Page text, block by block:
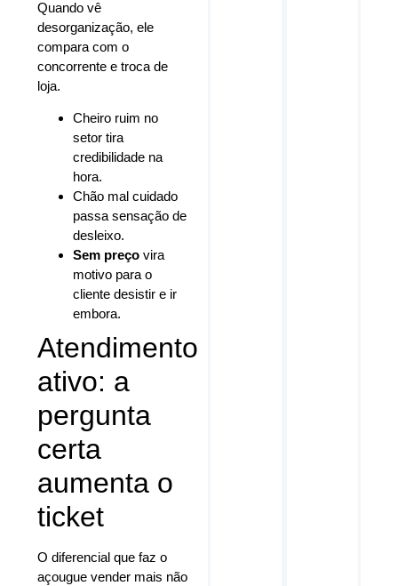
Quando vê
desorganização, ele
compara com o
concorrente e troca de
loja.
Cheiro ruim no
setor tira
credibilidade na
hora.
Chão mal cuidado
passa sensação de
desleixo.
Sem preço vira
motivo para o
cliente desistir e ir
embora.
Atendimento
ativo: a
pergunta
certa
aumenta o
ticket
O diferencial que faz o
açougue vender mais não